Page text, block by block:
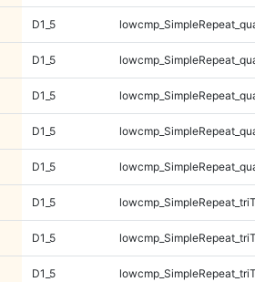
D1_5
D1_5
D1_5
D1_5
D1_5
D1_5
D1_5
D1_5